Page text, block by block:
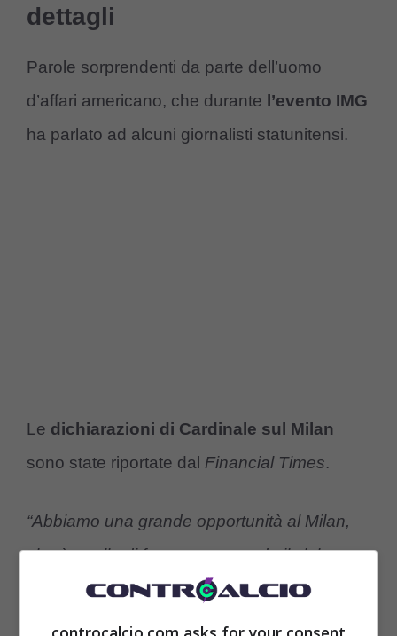
dettagli
Parole sorprendenti da parte dell’uomo
d’affari americano, che durante l’evento IMG
ha parlato ad alcuni giornalisti statunitensi.
Le dichiarazioni di Cardinale sul Milan
sono state riportate dal Financial Times.
“Abbiamo una grande opportunità al Milan,
che è quella di far tornare grande il club
come una volta. Sto tentando di fare ciò che
ho imparato qui in America, voglio portare ciò